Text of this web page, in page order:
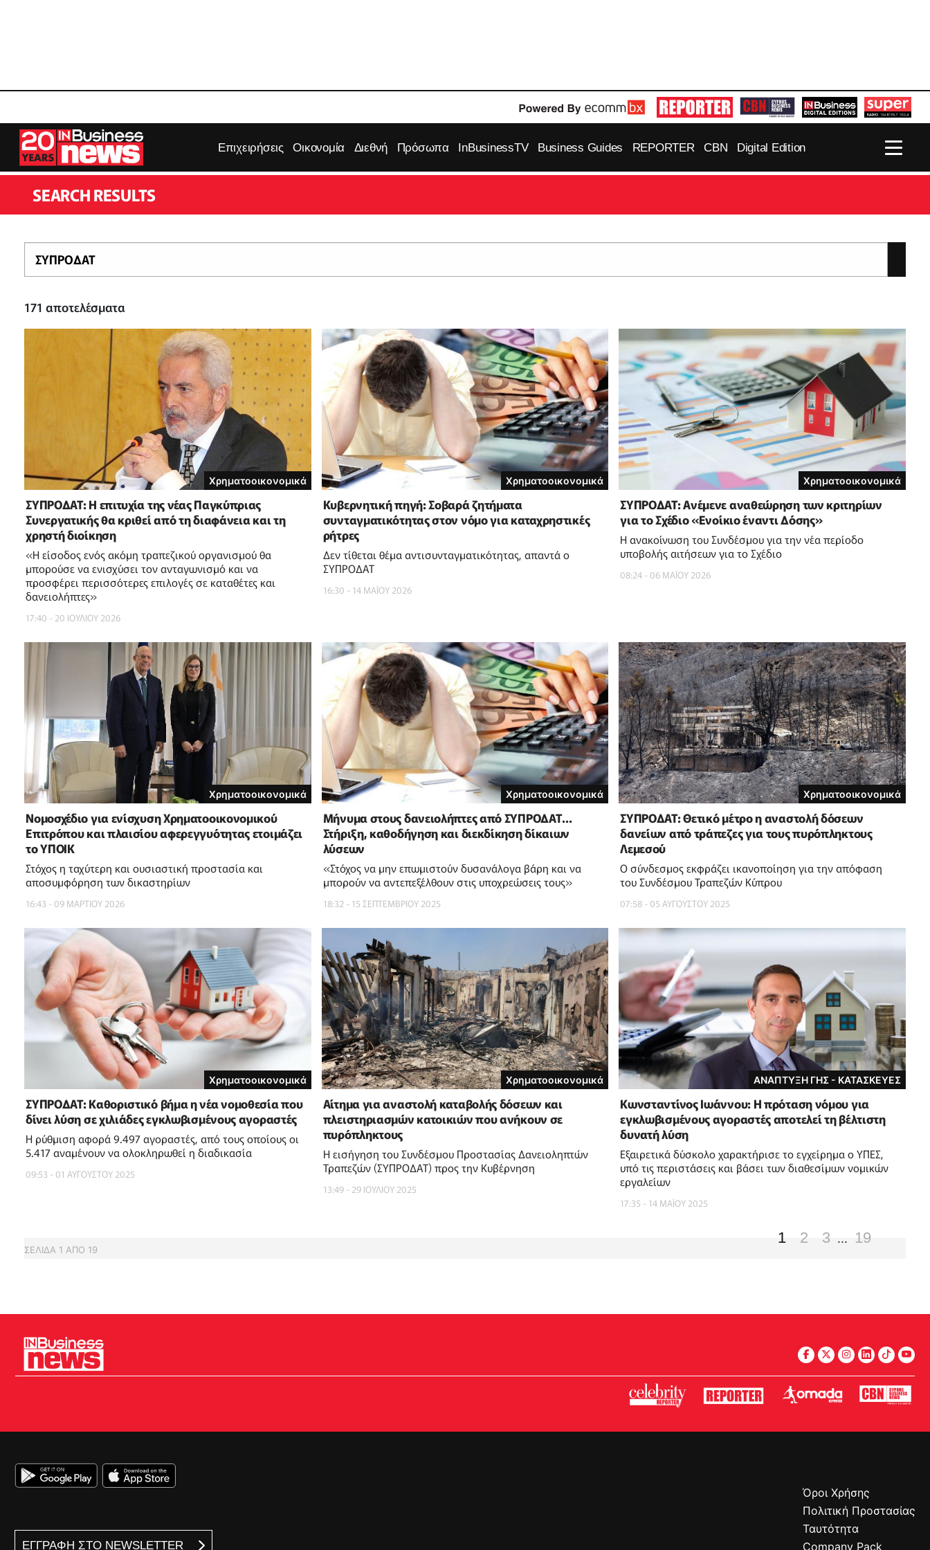
Επιχειρήσεις Οικονομία Διεθνή Πρόσωπα InBusinessTV Business Guides REPORTER CBN Digital Edition
SEARCH RESULTS
171 αποτελέσματα
Χρηματοοικονομικά
ΣΥΠΡΟΔΑΤ: Η επιτυχία της νέας Παγκύπριας
Συνεργατικής θα κριθεί από τη διαφάνεια και τη
χρηστή διοίκηση
«H είσοδος ενός ακόμη τραπεζικού οργανισμού θα
μπορούσε να ενισχύσει τον ανταγωνισμό και να
προσφέρει περισσότερες επιλογές σε καταθέτες και
δανειολήπτες»
17:40 - 20 ΙΟΥΛΙΟΥ 2026
Χρηματοοικονομικά
Κυβερνητική πηγή: Σοβαρά ζητήματα
συνταγματικότητας στον νόμο για καταχρηστικές
ρήτρες
Δεν τίθεται θέμα αντισυνταγματικότητας, απαντά ο
ΣΥΠΡΟΔΑΤ
16:30 - 14 ΜΑΪ́ΟΥ 2026
Χρηματοοικονομικά
ΣΥΠΡΟΔΑΤ: Ανέμενε αναθεώρηση των κριτηρίων
για το Σχέδιο «Ενοίκιο έναντι Δόσης»
Η ανακοίνωση του Συνδέσμου για την νέα περίοδο
υποβολής αιτήσεων για το Σχέδιο
08:24 - 06 ΜΑΪ́ΟΥ 2026
Χρηματοοικονομικά
Νομοσχέδιο για ενίσχυση Χρηματοοικονομικού
Επιτρόπου και πλαισίου αφερεγγυότητας ετοιμάζει
το ΥΠΟΙΚ
Στόχος η ταχύτερη και ουσιαστική προστασία και
αποσυμφόρηση των δικαστηρίων
16:43 - 09 ΜΑΡΤΙΟΥ 2026
Χρηματοοικονομικά
Μήνυμα στους δανειολήπτες από ΣΥΠΡΟΔΑΤ...
Στήριξη, καθοδήγηση και διεκδίκηση δίκαιων
λύσεων
«Στόχος να μην επωμιστούν δυσανάλογα βάρη και να
μπορούν να αντεπεξέλθουν στις υποχρεώσεις τους»
18:32 - 15 ΣΕΠΤΕΜΒΡΙΟΥ 2025
Χρηματοοικονομικά
ΣΥΠΡΟΔΑΤ: Θετικό μέτρο η αναστολή δόσεων
δανείων από τράπεζες για τους πυρόπληκτους
Λεμεσού
Ο σύνδεσμος εκφράζει ικανοποίηση για την απόφαση
του Συνδέσμου Τραπεζών Κύπρου
07:58 - 05 ΑΥΓΟΥΣΤΟΥ 2025
Χρηματοοικονομικά
ΣΥΠΡΟΔΑΤ: Καθοριστικό βήμα η νέα νομοθεσία που
δίνει λύση σε χιλιάδες εγκλωβισμένους αγοραστές
Η ρύθμιση αφορά 9.497 αγοραστές, από τους οποίους οι
5.417 αναμένουν να ολοκληρωθεί η διαδικασία
09:53 - 01 ΑΥΓΟΥΣΤΟΥ 2025
Χρηματοοικονομικά
Αίτημα για αναστολή καταβολής δόσεων και
πλειστηριασμών κατοικιών που ανήκουν σε
πυρόπληκτους
Η εισήγηση του Συνδέσμου Προστασίας Δανειοληπτών
Τραπεζών (ΣΥΠΡΟΔΑΤ) προς την Κυβέρνηση
13:49 - 29 ΙΟΥΛΙΟΥ 2025
ΑΝΑΠΤΥΞΗ ΓΗΣ - ΚΑΤΑΣΚΕΥΕΣ
Κωνσταντίνος Ιωάννου: Η πρόταση νόμου για
εγκλωβισμένους αγοραστές αποτελεί τη βέλτιστη
δυνατή λύση
Εξαιρετικά δύσκολο χαρακτήρισε το εγχείρημα ο ΥΠΕΣ,
υπό τις περιστάσεις και βάσει των διαθεσίμων νομικών
εργαλείων
17:35 - 14 ΜΑΪ́ΟΥ 2025
ΣΕΛΙΔΑ 1 ΑΠΟ 19
1 2 3 ... 19
ΕΓΓΡΑΦΗ ΣΤΟ NEWSLETTER
Όροι Χρήσης
Πολιτική Προστασίας
Ταυτότητα
Company Pack